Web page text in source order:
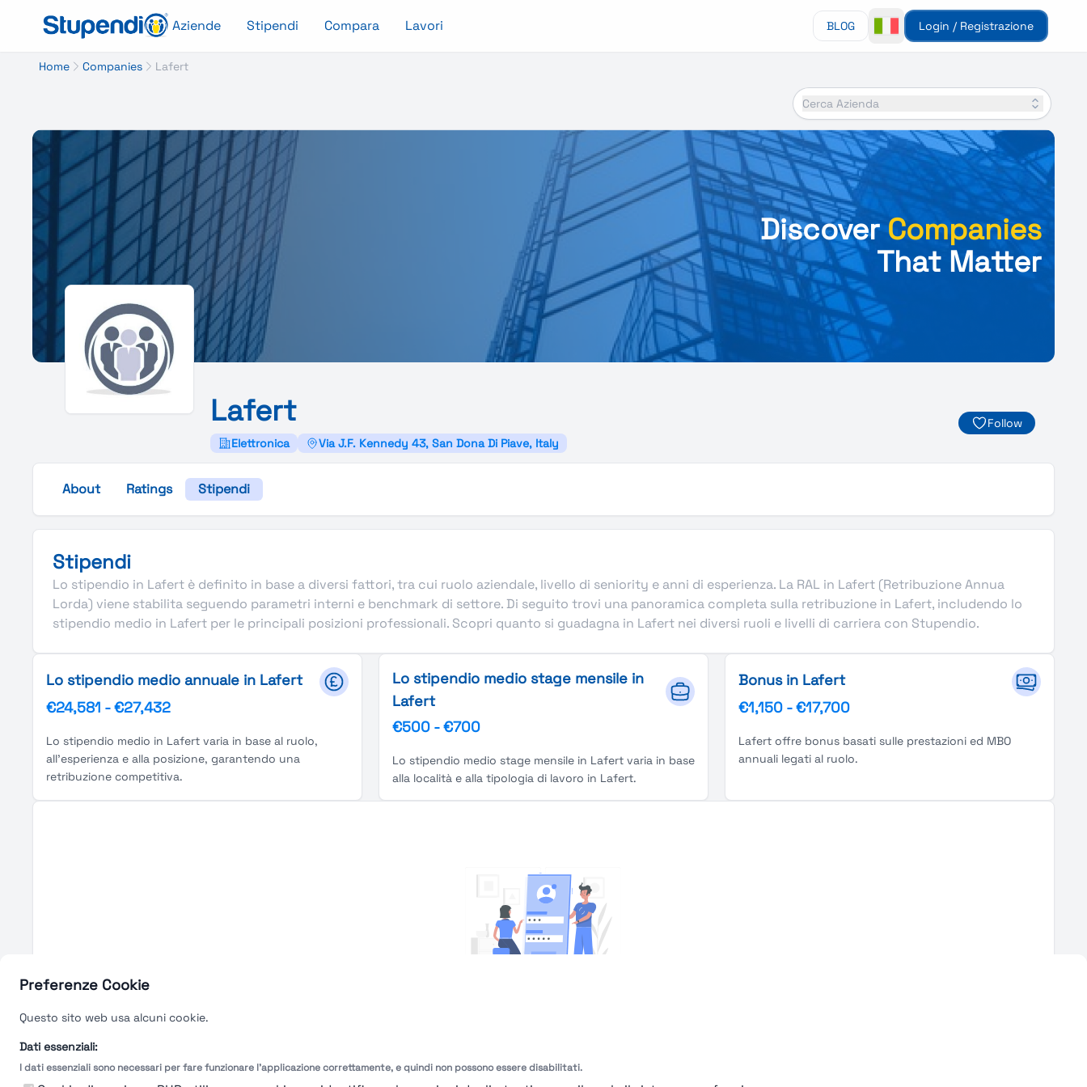
Preferenze Cookie
Questo sito web usa alcuni cookie.
Dati essenziali:
I dati essenziali sono necessari per fare funzionare l'applicazione correttamente, e quindi non possono essere disabilitati.
Aziende Stipendi Compara Lavori BLOG Login / Registrazione
Home Companies Lafert
Cerca Azienda
DiscoverCompanies
That Matter
Lafert
Elettronica Via J.F. Kennedy 43, San Dona Di Piave, Italy
Follow
About Ratings Stipendi
Stipendi
Lo stipendio in Lafert è definito in base a diversi fattori, tra cui ruolo aziendale, livello di seniority e anni di esperienza. La RAL in Lafert (Retribuzione Annua
Lorda) viene stabilita seguendo parametri interni e benchmark di settore. Di seguito trovi una panoramica completa sulla retribuzione in Lafert, includendo lo
stipendio medio in Lafert per le principali posizioni professionali. Scopri quanto si guadagna in Lafert nei diversi ruoli e livelli di carriera con Stupendio.
Lo stipendio medio annuale in Lafert
€24,581 -€27,432
Lo stipendio medio in Lafert varia in base al ruolo,
all'esperienza e alla posizione, garantendo una
retribuzione competitiva.
Lo stipendio medio stage mensile in
Lafert
€500 -€700
Lo stipendio medio stage mensile in Lafert varia in base
alla località e alla tipologia di lavoro in Lafert.
Bonus in Lafert
€1,150 -€17,700
Lafert offre bonus basati sulle prestazioni ed MBO
annuali legati al ruolo.
LoginorIscrivitiper vedere